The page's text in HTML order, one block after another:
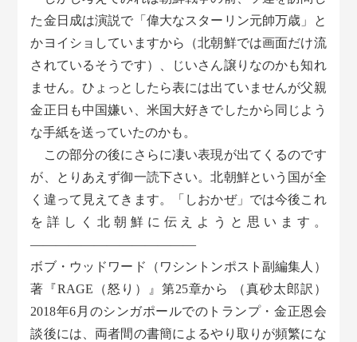
た金日成は演説で「偉大なスターリン元帥万歳」と
かヨイショしていますから（北朝鮮では画面だけ流
されているそうです）、じいさん譲りなのかも知れ
ません。ひょっとしたら表には出ていませんが父親
金正日も中国嫌い、米国大好きでしたから同じよう
な手紙を送っていたのかも。
この部分の後にさらに凄い表現が出てくるのです
が、とりあえず御一読下さい。北朝鮮という国が全
く違って見えてきます。「しおかぜ」では今後これ
を詳しく北朝鮮に伝えようと思います。
—————————————
ボブ・ウッドワード（ワシントンポスト副編集人）
著『RAGE（怒り）』第25章から （真砂太郎訳）
2018年6月のシンガポールでのトランプ・金正恩会
談後には、両者間の書簡によるやり取りが頻繁にな